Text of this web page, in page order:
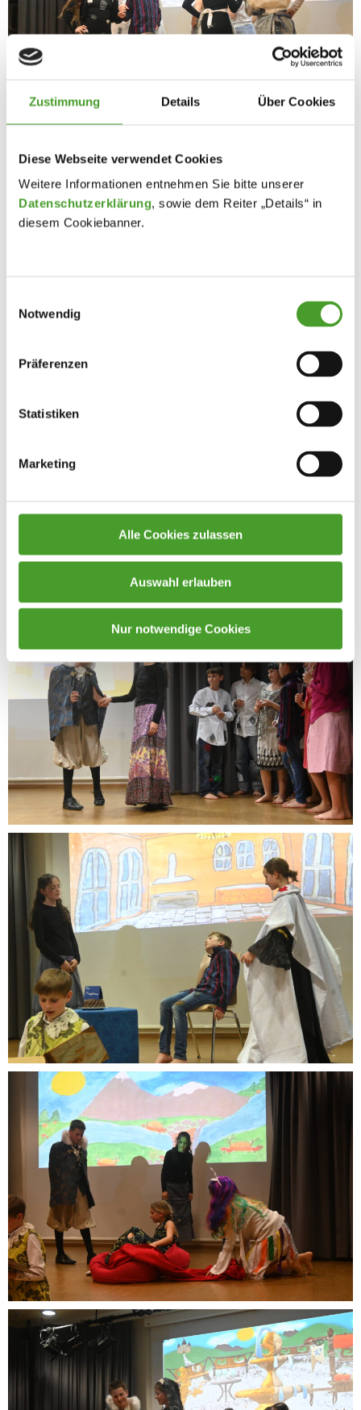
Zustimmung Details Über Cookies
Diese Webseite verwendet Cookies
Weitere Informationen entnehmen Sie bitte unserer
Datenschutzerklärung, sowie dem Reiter „Details“ in
diesem Cookiebanner.
Notwendig
Präferenzen
Statistiken
Marketing
Alle Cookies zulassen
Auswahl erlauben
Nur notwendige Cookies